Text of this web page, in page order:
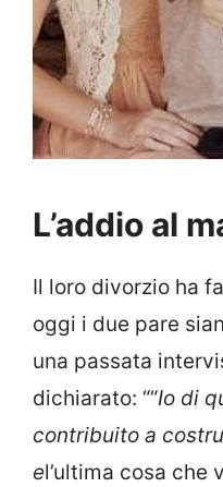
L’addio al
Il loro divorzio ha
oggi i due pare
una passata
dichiarato: ““Io di
contribu­ito a
el’ultima cosa che